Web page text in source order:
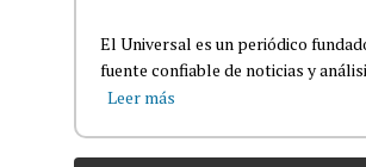
El Universal es un periódico
fuente confiable de noticias y
Leer más